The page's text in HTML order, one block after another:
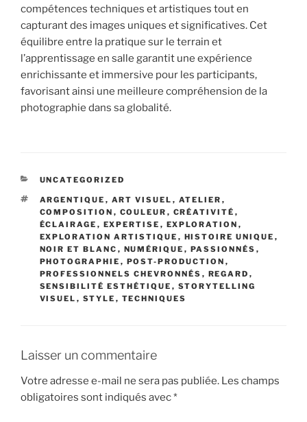
compétences techniques et artistiques tout en
capturant des images uniques et significatives. Cet
équilibre entre la pratique sur le terrain et
l’apprentissage en salle garantit une expérience
enrichissante et immersive pour les participants,
favorisant ainsi une meilleure compréhension de la
photographie dans sa globalité.
CATÉGORIES
UNCATEGORIZED
ÉTIQUETTES
ARGENTIQUE , ART VISUEL , ATELIER ,
COMPOSITION , COULEUR , CRÉATIVITÉ ,
ÉCLAIRAGE , EXPERTISE , EXPLORATION ,
EXPLORATION ARTISTIQUE , HISTOIRE UNIQUE ,
NOIR ET BLANC , NUMÉRIQUE , PASSIONNÉS ,
PHOTOGRAPHIE , POST-PRODUCTION ,
PROFESSIONNELS CHEVRONNÉS , REGARD ,
SENSIBILITÉ ESTHÉTIQUE , STORYTELLING
VISUEL , STYLE , TECHNIQUES
Laisser un commentaire
Votre adresse e-mail ne sera pas publiée. Les champs
obligatoires sont indiqués avec*